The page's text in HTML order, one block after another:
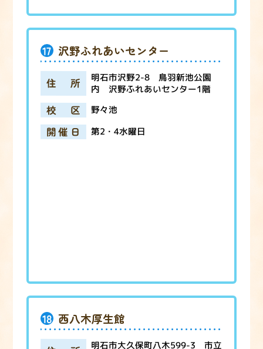
17 沢野ふれあいセンター
住所 明石市沢野2-8 鳥羽新池公園
内 沢野ふれあいセンター1階
校区 野々池
開催日 第2・4水曜日
18 西八木厚生館
明石市大久保町八木599-3 市立